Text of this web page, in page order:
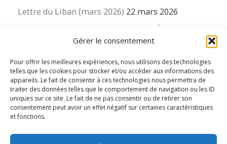
Gérer le consentement
Pour offrir les meilleures expériences, nous utilisons des technologies
telles que les cookies pour stocker et/ou accéder aux informations des
appareils. Le fait de consentir à ces technologies nous permettra de
traiter des données telles que le comportement de navigation ou les ID
uniques sur ce site. Le fait de ne pas consentir ou de retirer son
consentement peut avoir un effet négatif sur certaines caractéristiques
et fonctions.
Lettre du Liban (mars 2026) 22 mars 2026
La revue « Educateur » décapitée ? L’Éducation
nouvelle et ses liens avec la revue du Syndicat
16 mars 2026
© 2026
– Tous